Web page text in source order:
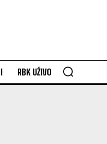
RBK UŽIVO